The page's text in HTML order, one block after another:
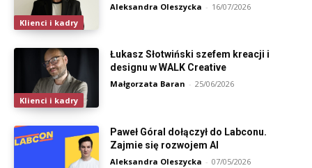
Klienci i kadry
Aleksandra Oleszycka - 16/07/2026
Klienci i kadry
Łukasz Słotwiński szefem kreacji i
designu w WALK Creative
Małgorzata Baran - 25/06/2026
Paweł Góral dołączył do Labconu.
Zajmie się rozwojem AI
Aleksandra Oleszycka - 07/05/2026